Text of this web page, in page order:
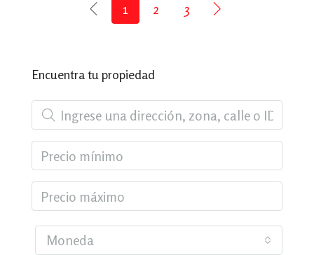
1 2 3
Encuentra tu propiedad
Moneda